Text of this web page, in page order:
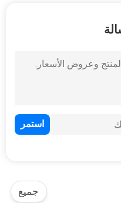
جميع